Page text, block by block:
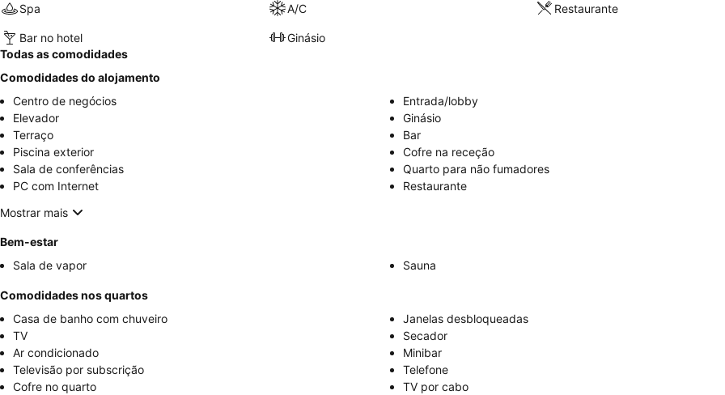
Spa A/C Restaurante
Bar no hotel
Ginásio
Todas as comodidades
Comodidades do alojamento
Centro de negócios
Entrada/lobby
Elevador
Ginásio
Terraço
Bar
Piscina exterior
Cofre na receção
Sala de conferências
Quarto para não fumadores
PC com Internet
Restaurante
Mostrar mais
Bem-estar
Sala de vapor
Sauna
Comodidades nos quartos
Casa de banho com chuveiro
Janelas desbloqueadas
TV
Secador
Ar condicionado
Minibar
Televisão por subscrição
Telefone
Cofre no quarto
TV por cabo